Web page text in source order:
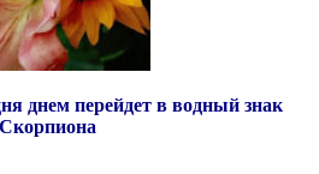
днем перейдет в водный знак
Скорпиона